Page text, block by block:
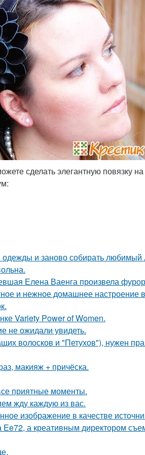
сделать элегантную повязку на
и заново собирать любимый
Елена Ваенга произвела
и нежное домашнее настроение
Variety Power of Women.
не ожидали увидеть.
волосков и "Петухов"), нужен
макияж + причёска.
приятные моменты.
жду каждую из вас.
изображение в качестве
а креативным директором